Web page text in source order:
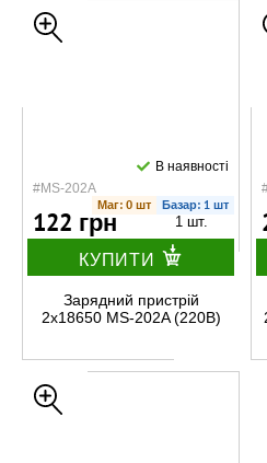
#MS-202A
В наявності
Маг: 0 шт Базар: 1 шт
122 грн 1 шт.
КУПИТИ
Зарядний пристрій
2x18650 MS-202A (220В)